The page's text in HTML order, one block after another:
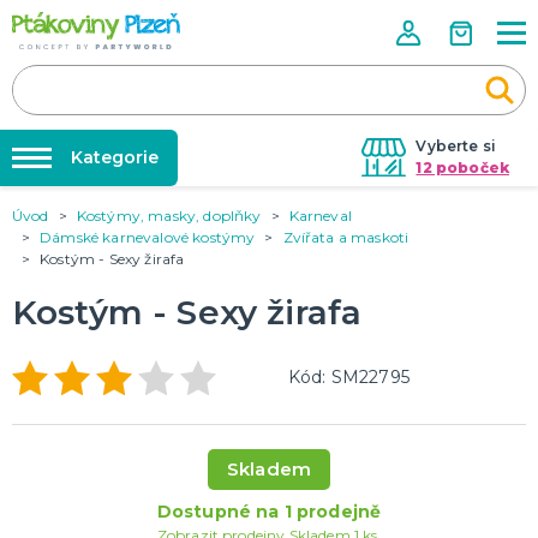
Vyberte si
12 poboček
Půjčovna kostýmů
Párty výzdoba na klíč
Nafukování balónků
Rozvoz
Kategorie
KOSTÝMY, MASKY, DOPLŇKY
Kostýmy do páru
Halloween
KARNEVALOVÉ KOSTÝMY
Balónky latexové
Úvod Kostýmy, masky, doplňky
Karneval
Dámské karnevalové kostýmy
Zvířata a maskoti
Kostým - Sexy žirafa
Kostým - Sexy žirafa
Kód: SM22795
Skladem
Dostupné na 1 prodejně